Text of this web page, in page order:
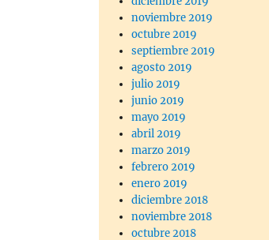
noviembre 2019
octubre 2019
septiembre 2019
agosto 2019
julio 2019
junio 2019
mayo 2019
abril 2019
marzo 2019
febrero 2019
enero 2019
diciembre 2018
noviembre 2018
octubre 2018